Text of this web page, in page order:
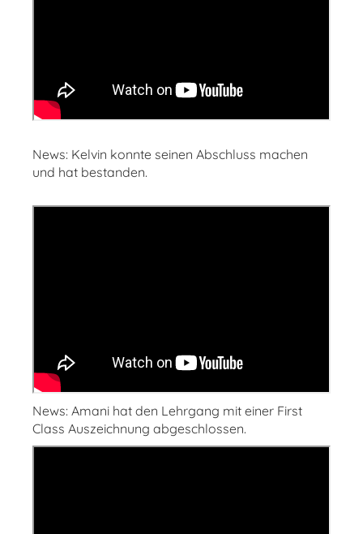
News: Kelvin konnte seinen Abschluss machen
und hat bestanden.
News: Amani hat den Lehrgang mit einer First
Class Auszeichnung abgeschlossen.